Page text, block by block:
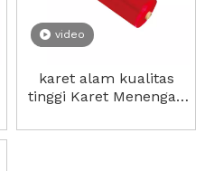
video
karet alam kualitas
tinggi Karet Menengah
murah